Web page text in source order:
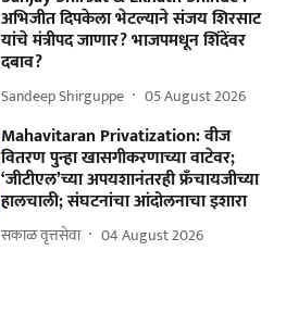
अभिजीत दिपकेला भेटल्याने संजय शिरसाट
यांचे मंत्रीपद जाणार? भाजपमधून शिंदेंवर
दबाव?
Sandeep Shirguppe 05 August 2026
Mahavitaran Privatization: वीज
वितरण पुन्हा खासगीकरणाच्या वाटेवर;
‘जीटीएल’च्या अपयशानंतरही फ्रँचायजीच्या
हालचाली; संघटनांचा आंदोलनाचा इशारा
सकाळ वृत्तसेवा 04 August 2026